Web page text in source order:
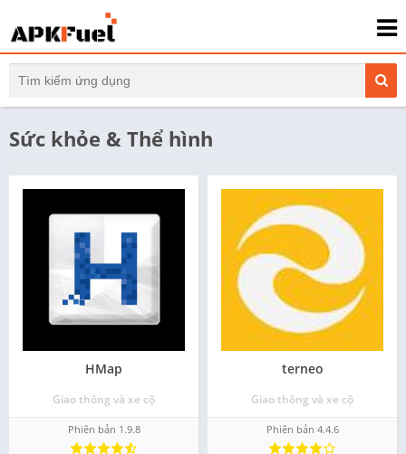
Sức khỏe & Thể hình
HMap
Giao thông và xe cộ
Phiên bản 1.9.8
terneo
Giao thông và xe cộ
Phiên bản 4.4.6